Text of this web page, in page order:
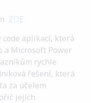
ZDE
aplikací, která
a Microsoft Power
rychle
řešení, která
za účelem
jejich